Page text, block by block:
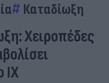
Καταδίωξη
Χειροπέδες
ΙΧ